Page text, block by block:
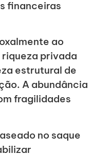
financeiras
ao
privada
estrutural de
A abundância
fragilidades
no saque